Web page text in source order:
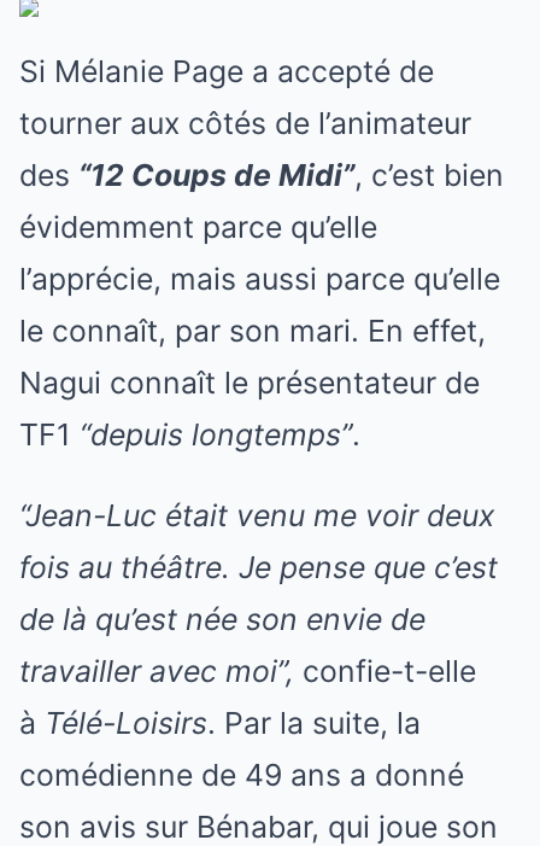
Si Mélanie Page a accepté de
tourner aux côtés de l’animateur
des “12 Coups de Midi”, c’est bien
évidemment parce qu’elle
l’apprécie, mais aussi parce qu’elle
le connaît, par son mari. En effet,
Nagui connaît le présentateur de
TF1 “depuis longtemps”.
“Jean-Luc était venu me voir deux
fois au théâtre. Je pense que c’est
de là qu’est née son envie de
travailler avec moi”, confie-t-elle
à Télé-Loisirs. Par la suite, la
comédienne de 49 ans a donné
son avis sur Bénabar, qui joue son